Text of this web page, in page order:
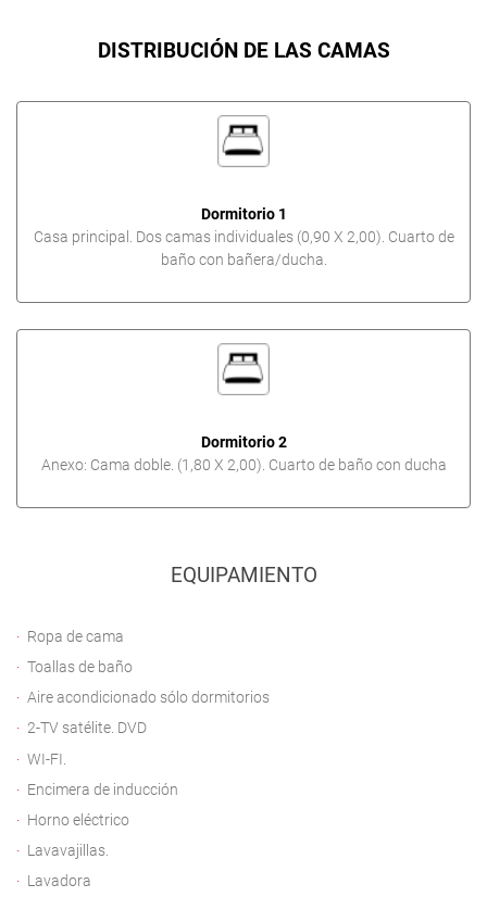
DISTRIBUCIÓN DE LAS CAMAS
Dormitorio 1
Casa principal. Dos camas individuales (0,90 X 2,00). Cuarto de
baño con bañera/ducha.
Dormitorio 2
Anexo: Cama doble. (1,80 X 2,00). Cuarto de baño con ducha
EQUIPAMIENTO
Ropa de cama
Toallas de baño
Aire acondicionado sólo dormitorios
2-TV satélite. DVD
WI-FI.
Encimera de inducción
Horno eléctrico
Lavavajillas.
Lavadora